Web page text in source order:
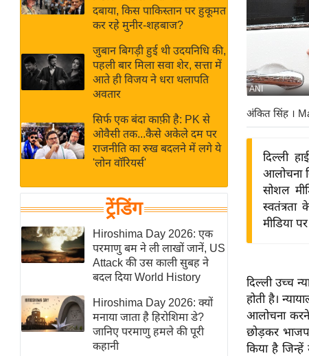
Hindi
Hindi
Videos
IPL
2026
ई-पेपर
मिसाल बेमिसाल
शख्सियत
यंग इंडिया
साहित्य जगत
ऑटो वर्ल्ड
न्यूज ब्रीफ
मनोरंजन जगत
बॉलीवुड
हॉलीवुड
फिल्म समीक्षा
दबाया, किस पाकिस्तान पर हुकूमत
कर रहे मुनीर-शहबाज?
जुबान बिगड़ी हुई थी उदयनिधि की,
पहली बार मिला सवा शेर, सत्ता में
आते ही विजय ने धरा थलापति
अवतार
सिर्फ एक बंदा काफ़ी है: PK से
ओवैसी तक...कैसे अकेले दम पर
राजनीति का रुख बदलने में लगे ये
'लोन वॉरियर्स'
ट्रेंडिंग
Hiroshima Day 2026: एक
परमाणु बम ने ली लाखों जानें, US
Attack की उस काली सुबह ने
बदल दिया World History
Hiroshima Day 2026: क्यों
मनाया जाता है हिरोशिमा डे?
जानिए परमाणु हमले की पूरी
कहानी
ANI
अंकित सिंह।
दिल्ली
आलोचना
सोशल
मीडिया
दिल्ली उच्च
होती है।
आलोचना करने
छोड़कर
किया है जिन्हें